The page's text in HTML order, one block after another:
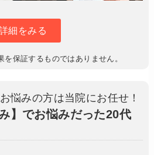
細をみる
保証するものではありません。
悩みの方は当院にお任せ！
】でお悩みだった20代